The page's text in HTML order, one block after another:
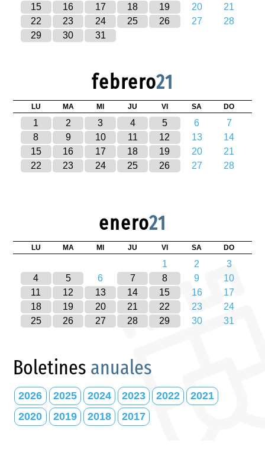
15
16 17 18 19 20
21
22
23 24 25 26 27
28
29
30 31
febrero21
LU MA MI JU VI SA DO
1 2 3 4 5 6
7
8
9 10 11 12 13
14
15
16 17 18 19 20
21
22
23 24 25 26 27 28
enero21
LU MA MI JU VI SA DO
1 2
3
4
5 6 7 8 9
10
11
12 13 14 15 16
17
18
19 20 21 22 23
24
25
26 27 28 29 30 31
Boletines anuales
2026 2025 2024 2023 2022
2021
2020
2019 2018 2017